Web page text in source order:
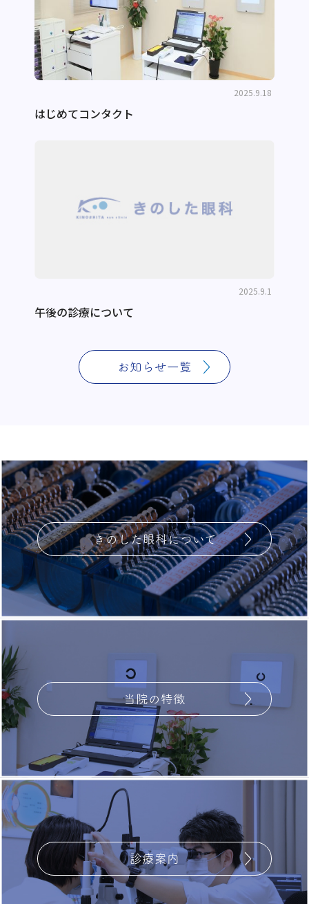
2025.9.18
はじめてコンタクト
2025.9.1
午後の診療について
お知らせ一覧
きのした眼科について
当院の特徴
診療案内